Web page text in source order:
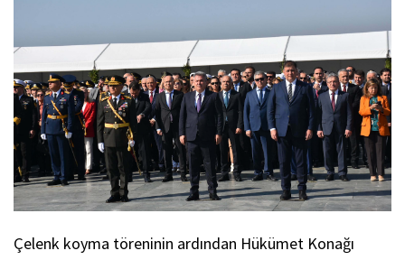
Çelenk koyma töreninin ardından Hükümet Konağı